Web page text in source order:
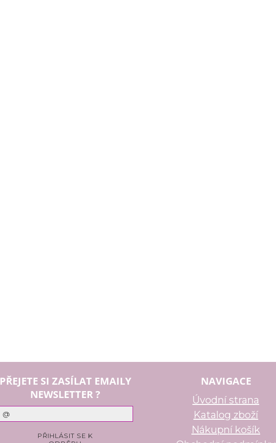
PŘEJETE SI ZASÍLAT EMAILY
NEWSLETTER ?
NAVIGACE
Úvodní strana
Katalog zboží
Nákupní košík